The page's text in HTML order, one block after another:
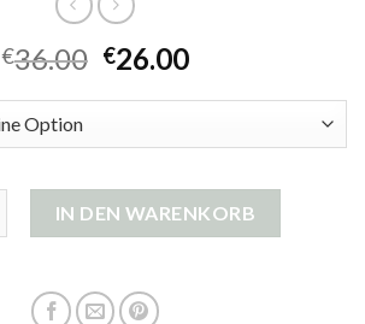
€36.00 €26.00
IN DEN WARENKORB